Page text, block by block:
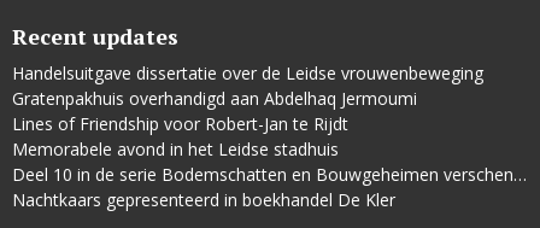
Recent updates
Handelsuitgave dissertatie over de Leidse vrouwenbeweging
Gratenpakhuis overhandigd aan Abdelhaq Jermoumi
Lines of Friendship voor Robert-Jan te Rijdt
Memorabele avond in het Leidse stadhuis
Deel 10 in de serie Bodemschatten en Bouwgeheimen verschenen
Nachtkaars gepresenteerd in boekhandel De Kler